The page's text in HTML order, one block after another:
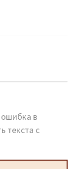
в
текста с